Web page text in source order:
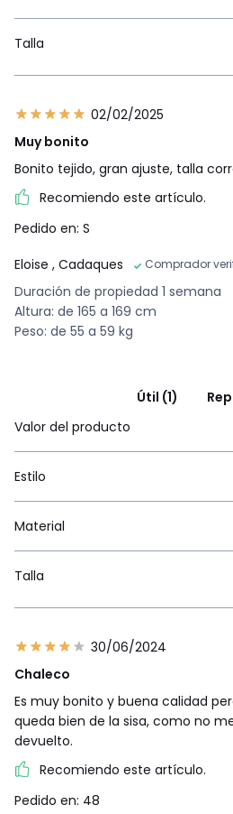
Talla
02/02/2025
Muy bonito
Bonito tejido, gran ajuste, talla
Recomiendo este artículo.
Pedido en: S
Eloise , Cadaques Comprador
Duración de propiedad 1 semana
Altura: de 165 a 169 cm
Peso: de 55 a 59 kg
Útil (1)
Valor del producto
Estilo
Material
Talla
30/06/2024
Chaleco
Es muy bonito y buena calidad
queda bien de la sisa, como no
devuelto.
Recomiendo este artículo.
Pedido en: 48